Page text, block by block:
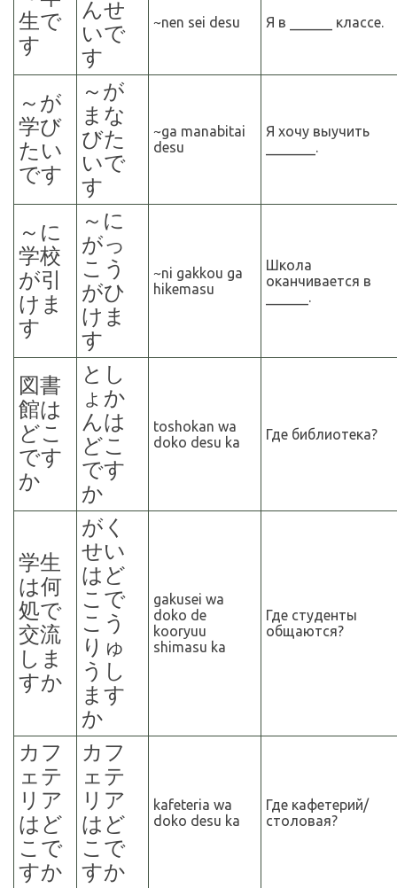
生で
す
んせ
いで
す
~nen sei desu Я в ______ классе.
～ が
学び
たい
です
～ が
まな
びた
いで
す
~ga manabitai
desu
Я хочу выучить
_______.
～ に
学校
が引
けま
す
～ に
がっ
こう
がひ
けま
す
~ni gakkou ga
hikemasu
Школа
оканчивается в
______.
図書
館は
どこ
です
か
とし
ょか
んは
どこ
です
か
toshokan wa
doko desu ka
Где библиотека?
学生
は何
処で
交流
しま
すか
がく
せい
はど
こで
こう
りゅ
うし
ます
か
gakusei wa
doko de
kooryuu
shimasu ka
Где студенты
общаются?
カフ
ェテ
リア
はど
こで
すか
カフ
ェテ
リア
はど
こで
すか
kafeteria wa
doko desu ka
Где кафетерий/
столовая?